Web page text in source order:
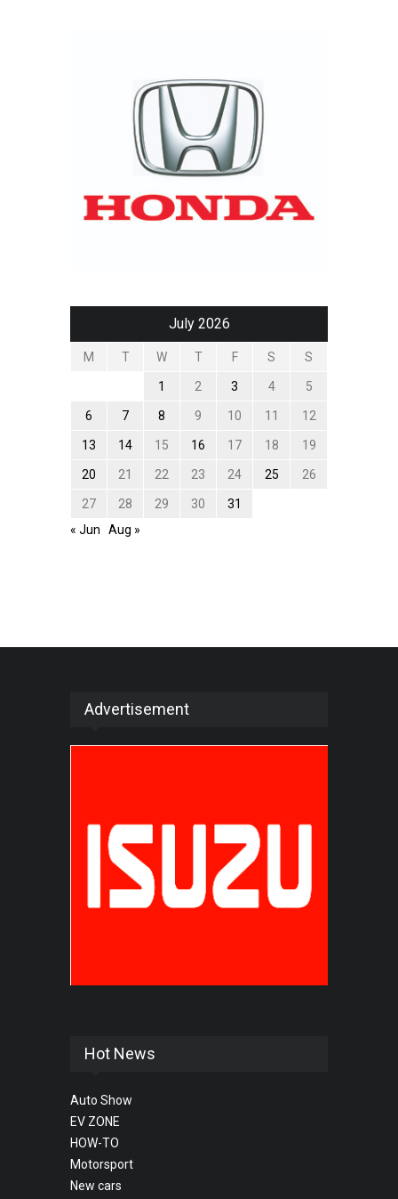
July 2026
M T W T F S S
1 2 3 4 5
6 7 8 9 10 11 12
13 14 15 16 17 18 19
20 21 22 23 24 25 26
27 28 29 30
31
« Jun
Aug »
Advertisement
Hot News
Auto Show
EV ZONE
HOW-TO
Motorsport
New cars